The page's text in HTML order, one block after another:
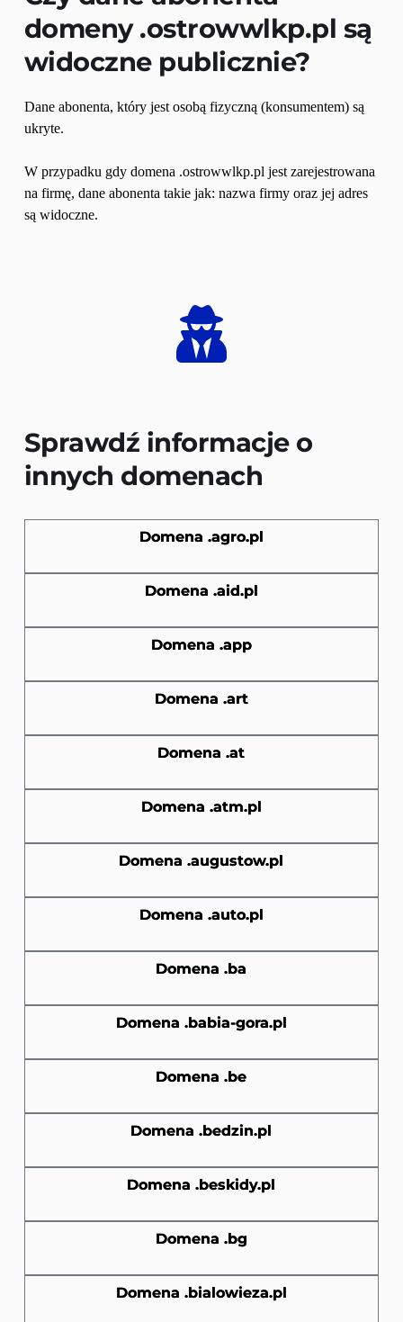
domeny .ostrowwlkp.pl są
widoczne publicznie?
Dane abonenta, który jest osobą fizyczną (konsumentem) są
ukryte.
W przypadku gdy domena .ostrowwlkp.pl jest zarejestrowana
na firmę, dane abonenta takie jak: nazwa firmy oraz jej adres
są widoczne.
Sprawdź informacje o
innych domenach
Domena .agro.pl
Domena .aid.pl
Domena .app
Domena .art
Domena .at
Domena .atm.pl
Domena .augustow.pl
Domena .auto.pl
Domena .ba
Domena .babia-gora.pl
Domena .be
Domena .bedzin.pl
Domena .beskidy.pl
Domena .bg
Domena .bialowieza.pl